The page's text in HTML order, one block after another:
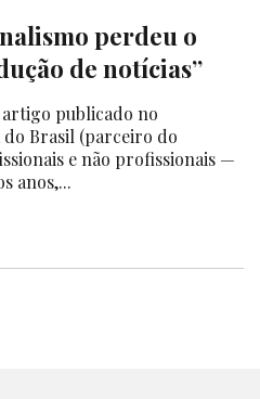
perdeu o
de notícias”
publicado no
Brasil (parceiro do
e não profissionais —
anos,...